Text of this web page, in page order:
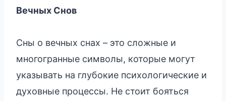
Вечных Снов
Сны о вечных снах – это сложные и
многогранные символы, которые могут
указывать на глубокие психологические и
духовные процессы. Не стоит бояться